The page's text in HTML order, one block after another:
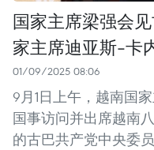
国家主席梁强会
家主席迪亚斯-卡
01/09/2025 08:06
9月1日上午，越南国
国事访问并出席越南
的古巴共产党中央委